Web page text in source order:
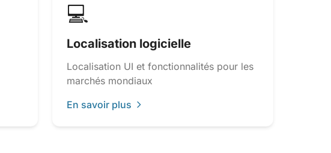
💻
Localisation logicielle
Localisation UI et fonctionnalités pour les
marchés mondiaux
En savoir plus